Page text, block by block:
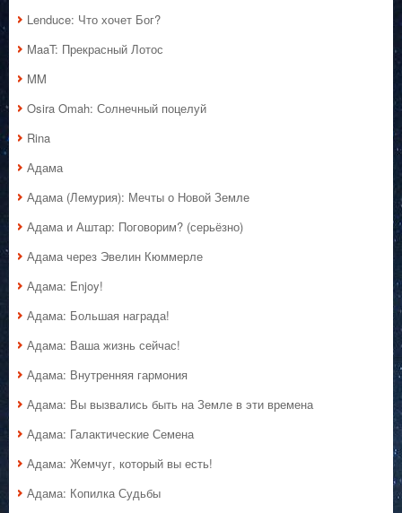
Lenduce: Что хочет Бог?
MaaT: Прекрасный Лотос
MM
Osira Omah: Солнечный поцелуй
Rina
Адама
Адама (Лемурия): Мечты о Новой Земле
Адама и Аштар: Поговорим? (серьёзно)
Адама через Эвелин Кюммерле
Адама: Enjoy!
Адама: Большая награда!
Адама: Ваша жизнь сейчас!
Адама: Внутренняя гармония
Адама: Вы вызвались быть на Земле в эти времена
Адама: Галактические Семена
Адама: Жемчуг, который вы есть!
Адама: Копилка Судьбы